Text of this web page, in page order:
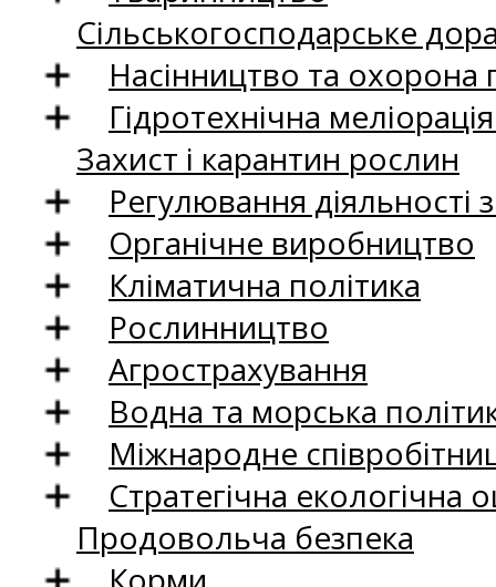
Сільськогосподарське
Насінництво та
Гідротехнічна
Захист і карантин рослин
Регулювання
Органічне виробництво
Кліматична політика
Рослинництво
Агрострахування
Водна та морська
Міжнародне
Стратегічна екологічна
Продовольча безпека